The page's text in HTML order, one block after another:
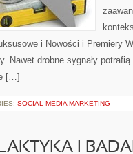
i Nowości i Premiery
Nawet drobne sygnały
[…]
SOCIAL MEDIA MARKETING
I